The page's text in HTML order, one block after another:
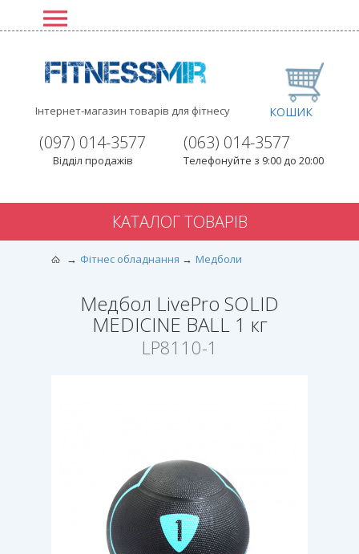
Інтернет-магазин товарів для фітнесу
(063) 014-3577
Телефонуйте з 9:00 до 20:00
(097) 014-3577
Відділ продажів
КОШИК
КАТАЛОГ ТОВАРІВ
Фітнес обладнання Медболи
Медбол LivePro SOLID
MEDICINE BALL 1 кг
LP8110-1